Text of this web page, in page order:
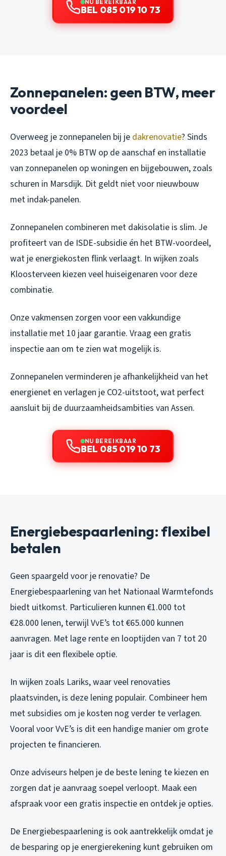
NU BEREIKBAAR
BEL 085 019 10 73
Zonnepanelen: geen BTW, meer
voordeel
Overweeg je zonnepanelen bij je dakrenovatie? Sinds
2023 betaal je 0% BTW op de aanschaf en installatie
van zonnepanelen op woningen en bijgebouwen, zoals
schuren in Marsdijk. Dit geldt niet voor nieuwbouw
met indak-panelen.
Zonnepanelen combineren met dakisolatie is slim. Je
profiteert van de ISDE-subsidie én het BTW-voordeel,
wat je energiekosten flink verlaagt. In wijken zoals
Kloosterveen kiezen veel huiseigenaren voor deze
combinatie.
Onze vakmensen zorgen voor een vakkundige
installatie met 10 jaar garantie. Vraag een gratis
inspectie aan om te zien wat mogelijk is.
Zonnepanelen verminderen je afhankelijkheid van het
energienet en verlagen je CO2-uitstoot, wat perfect
aansluit bij de duurzaamheidsambities van Assen.
NU BEREIKBAAR
BEL 085 019 10 73
Energiebespaarlening: flexibel
betalen
Geen spaargeld voor je renovatie? De
Energiebespaarlening van het Nationaal Warmtefonds
biedt uitkomst. Particulieren kunnen €1.000 tot
€28.000 lenen, terwijl VvE’s tot €65.000 kunnen
aanvragen. Met lage rente en looptijden van 7 tot 20
jaar is dit een flexibele optie.
In wijken zoals Lariks, waar veel renovaties
plaatsvinden, is deze lening populair. Combineer hem
met subsidies om je kosten nog verder te verlagen.
Vooral voor VvE’s is dit een handige manier om grote
projecten te financieren.
Onze adviseurs helpen je de beste lening te kiezen en
zorgen dat je aanvraag soepel verloopt. Maak een
afspraak voor een gratis inspectie en ontdek je opties.
De Energiebespaarlening is ook aantrekkelijk omdat je
de besparing op je energierekening kunt gebruiken om